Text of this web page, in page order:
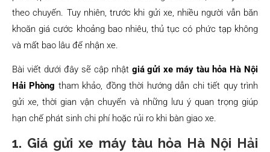
theo chuyến. Tuy nhiên, trước khi gửi xe, nhiều người vẫn băn
khoăn giá cước khoảng bao nhiêu, thủ tục có phức tạp không
và mất bao lâu để nhận xe.
Bài viết dưới đây sẽ cập nhật giá gửi xe máy tàu hỏa Hà Nội
Hải Phòng tham khảo, đồng thời hướng dẫn chi tiết quy trình
gửi xe, thời gian vận chuyển và những lưu ý quan trọng giúp
hạn chế phát sinh chi phí hoặc rủi ro khi bàn giao xe.
1. Giá gửi xe máy tàu hỏa Hà Nội Hải